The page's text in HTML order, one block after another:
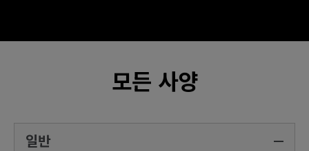
모든 사양
일반